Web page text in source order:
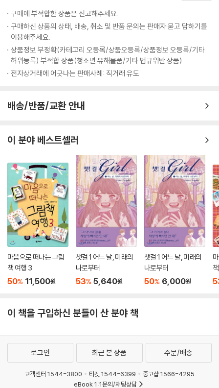
구매에 부적합한 상품은 신고해주세요.
구매하신 상품의 상태, 배송, 취소 및 반품 문의는 판매자 묻고 답하기를
이용해주세요.
상품정보 부정확(카테고리 오등록/상품오등록/상품정보 오등록/기타
허위등록) 부적합 상품(청소년 유해물품/기타 법규위반 상품)
전자상거래에 어긋나는 판매사례: 직거래 유도
배송/반품/교환 안내
이 분야 베스트셀러
마음으로 떠나는 그림
책 여행 3
50% 11,500원
챗걸 1 어느 날, 미래의
나로부터
53% 5,640원
챗걸 1 어느 날, 미래의
나로부터
50% 6,000원
이 책을 구입하신 분들이 산 분야 책
로그인 최근 본 상품 주문/배송
고객센터 1544-3800 티켓 1544-6399
중고샵 1566-4295
eBook 1:1문의/채팅상담